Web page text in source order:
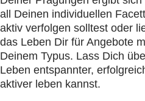
all Deinen individuellen
aktiv verfolgen solltest oder
das Leben Dir für Angebote
Deinem Typus. Lass Dich
Leben entspannter,
aktiver leben kannst.